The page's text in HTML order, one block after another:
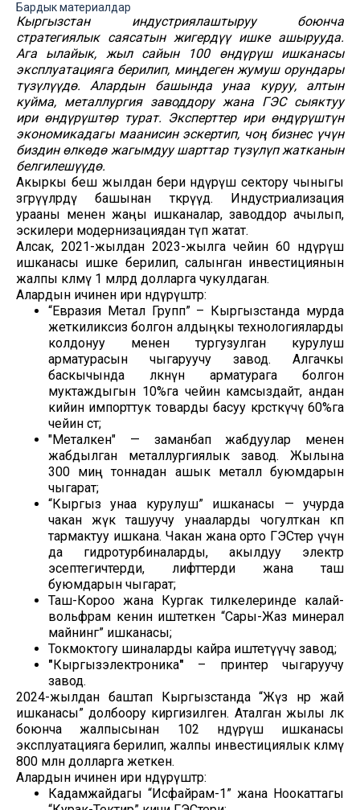
Бардык материалдар
Кыргызстан индустриялаштыруу боюнча
стратегиялык саясатын жигердүү ишке ашырууда.
Ага ылайык, жыл сайын 100 өндүрүш ишканасы
эксплуатацияга берилип, миңдеген жумуш орундары
түзүлүүдө. Алардын башында унаа куруу, алтын
куйма, металлургия заводдору жана ГЭС сыяктуу
ири өндүрүштөр турат. Эксперттер ири өндүрүштүн
экономикадагы маанисин эскертип, чоң бизнес үчүн
биздин өлкөдө жагымдуу шарттар түзүлүп жатканын
белгилешүүдө.
Акыркы беш жылдан бери өндүрүш сектору чыныгы
өзгөрүүлөрдү башынан өткөрүүдө. Индустриализация
урааны менен жаңы ишканалар, заводдор ачылып,
эскилери модернизациядан өтүп жатат.
Алсак, 2021-жылдан 2023-жылга чейин 60 өндүрүш
ишканасы ишке берилип, салынган инвестициянын
жалпы көлөмү 1 млрд долларга чукулдаган.
Алардын ичинен ири өндүрүштөр:
“Евразия Метал Групп” – Кыргызстанда мурда
жеткиликсиз болгон алдыңкы технологияларды
колдонуу менен тургузулган курулуш
арматурасын чыгаруучу завод. Алгачкы
баскычында өлкөнүн арматурага болгон
муктаждыгын 10%га чейин камсыздайт, андан
кийин импорттук товарды басуу көрсөткүчү 60%га
чейин өсөт;
"Металкен" — заманбап жабдуулар менен
жабдылган металлургиялык завод. Жылына
300 миң тоннадан ашык металл буюмдарын
чыгарат;
“Кыргыз унаа курулуш” ишканасы — учурда
чакан жүк ташуучу унааларды чогулткан көп
тармактуу ишкана. Чакан жана орто ГЭСтер үчүн
да гидротурбиналарды, акылдуу электр
эсептегичтерди, лифттерди жана таш
буюмдарын чыгарат;
Таш-Короо жана Кургак тилкелеринде калай-
вольфрам кенин иштеткен “Сары-Жаз минерал
майнинг” ишканасы;
Токмоктогу шиналарды кайра иштетүүчү завод;
" Кыргызэлектроника" – принтер чыгаруучу
завод.
2024-жылдан баштап Кыргызстанда “Жүз өнөр жай
ишканасы” долбоору киргизилген. Аталган жылы өлкө
боюнча жалпысынан 102 өндүрүш ишканасы
эксплуатацияга берилип, жалпы инвестициялык көлөмү
800 млн долларга жеткен.
Алардын ичинен ири өндүрүштөр:
Кадамжайдагы “Исфайрам-1” жана Ноокаттагы